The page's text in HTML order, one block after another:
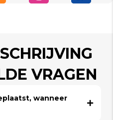
VRAGEN
wanneer